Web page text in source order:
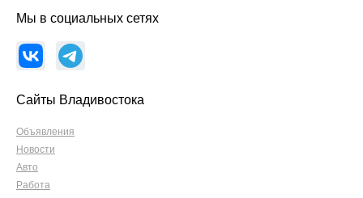
Мы в социальных сетях
Сайты Владивостока
Объявления
Новости
Авто
Работа